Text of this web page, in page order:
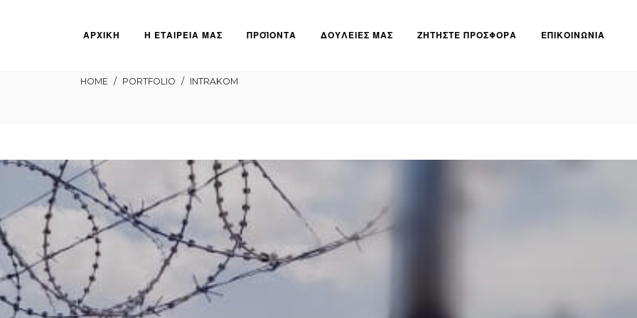
ΑΡΧΙΚΗ Η ΕΤΑΙΡΕΙΑ ΜΑΣ ΠΡΟΪΟΝΤΑ ΔΟΥΛΕΙΕΣ ΜΑΣ ΖΗΤΗΣΤΕ ΠΡΟΣΦΟΡΑ ΕΠΙΚΟΙΝΩΝΙΑ
HOME / PORTFOLIO / INTRAKOM